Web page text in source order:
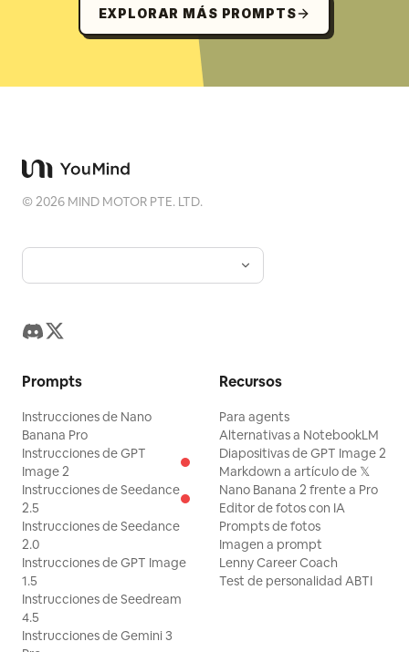
EXPLORAR MÁS PROMPTS
©2026 MIND MOTOR PTE. LTD.
Prompts
Instrucciones de Nano
Banana Pro
Instrucciones de GPT
Image 2
Instrucciones de Seedance
2.5
Instrucciones de Seedance
2.0
Instrucciones de GPT Image
1.5
Instrucciones de Seedream
4.5
Instrucciones de Gemini 3
Recursos
Para agents
Alternativas a NotebookLM
Diapositivas de GPT Image 2
Markdown a artículo de 𝕏
Nano Banana 2 frente a Pro
Editor de fotos con IA
Prompts de fotos
Imagen a prompt
Lenny Career Coach
Test de personalidad ABTI